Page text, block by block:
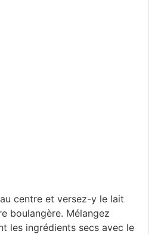
centre et versez-y le lait
boulangère. Mélangez
les ingrédients secs avec le